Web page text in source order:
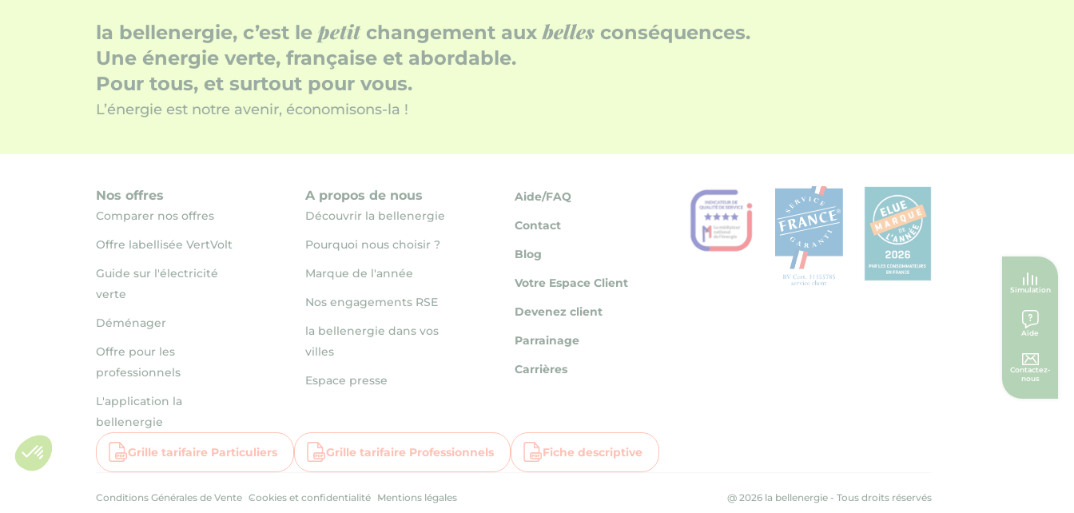
la bellenergie, c’est le petitchangement auxbelles conséquences.
Une énergie verte, française et abordable.
Pour tous, et surtout pour vous.
L’énergie est notre avenir, économisons-la !
Nos offres
Comparer nos offres
Offre labellisée VertVolt
Guide sur l'électricité
verte
Déménager
Offre pour les
professionnels
L'application la
bellenergie
A propos de nous
Découvrir la bellenergie
Pourquoi nous choisir ?
Marque de l'année
Nos engagements RSE
la bellenergie dans vos
villes
Espace presse
Aide/FAQ
Contact
Blog
Votre Espace Client
Devenez client
Parrainage
Carrières
Grille tarifaire Particuliers Grille tarifaire Professionnels Fiche descriptive
Conditions Générales de Vente Cookies et confidentialité Mentions légales @ 2026 la bellenergie - Tous droits réservés
Simulation
Aide
Contactez-
nous